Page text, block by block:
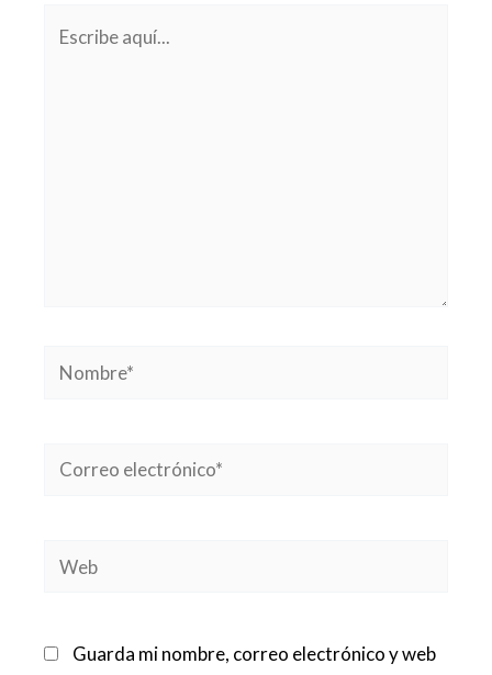
Nombre*
Correo
Web
Guarda mi nombre, correo electrónico y web